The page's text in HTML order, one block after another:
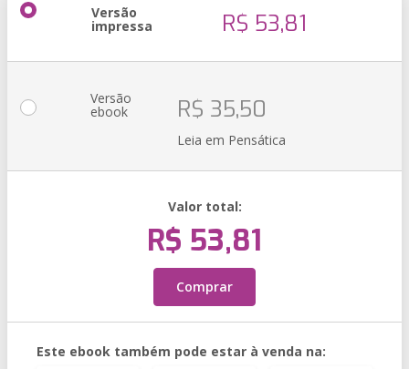
Versão
impressa R$ 53,81
Versão
ebook R$ 35,50
Leia em Pensática
Valor total:
R$ 53,81
Comprar
Este ebook também pode estar à venda na: